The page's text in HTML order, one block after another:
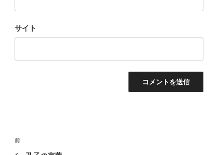
サイト
投
前
の
前